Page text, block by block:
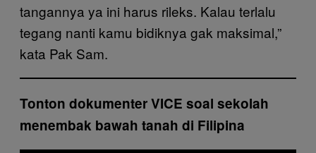
tangannya ya ini harus rileks. Kalau terlalu
tegang nanti kamu bidiknya gak maksimal,”
kata Pak Sam.
Tonton dokumenter VICE soal sekolah
menembak bawah tanah di Filipina